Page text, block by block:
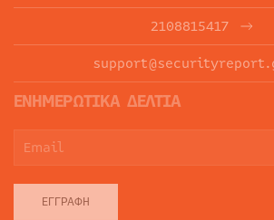
2108815417
ΕΝΗΜΕΡΩΤΙΚΑ ΔΕΛΤΙΑ
ΕΓΓΡΑΦΉ